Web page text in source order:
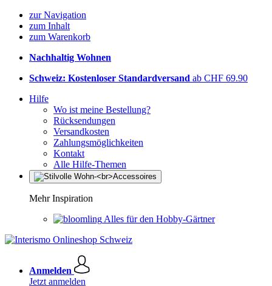
zur Navigation
zum Inhalt
zum Warenkorb
Nachhaltig Wohnen
Schweiz: Kostenloser Standardversand ab CHF 69.90
Hilfe
Wo ist meine Bestellung?
Rücksendungen
Versandkosten
Zahlungsmöglichkeiten
Kontakt
Alle Hilfe-Themen
Mehr Inspiration
Alles für den Hobby-Gärtner
Anmelden
Jetzt anmelden